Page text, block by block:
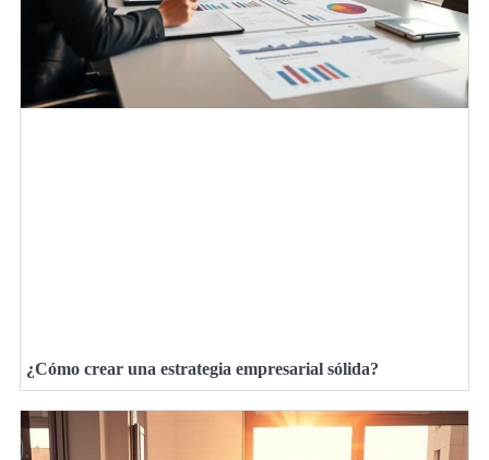
¿Cómo crear una estrategia empresarial sólida?